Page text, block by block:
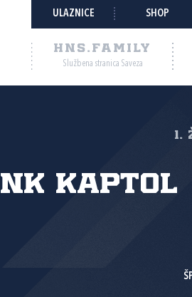
ULAZNICE SHOP
HNS.FAMILY
Službena stranica Saveza
1.
NK Kaptol